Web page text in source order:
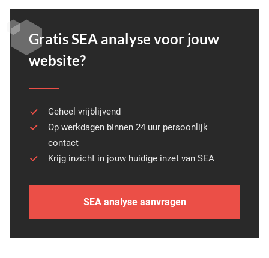
Gratis SEA analyse voor jouw
website?
Geheel vrijblijvend
Op werkdagen binnen 24 uur persoonlijk
contact
Krijg inzicht in jouw huidige inzet van SEA
SEA analyse aanvragen